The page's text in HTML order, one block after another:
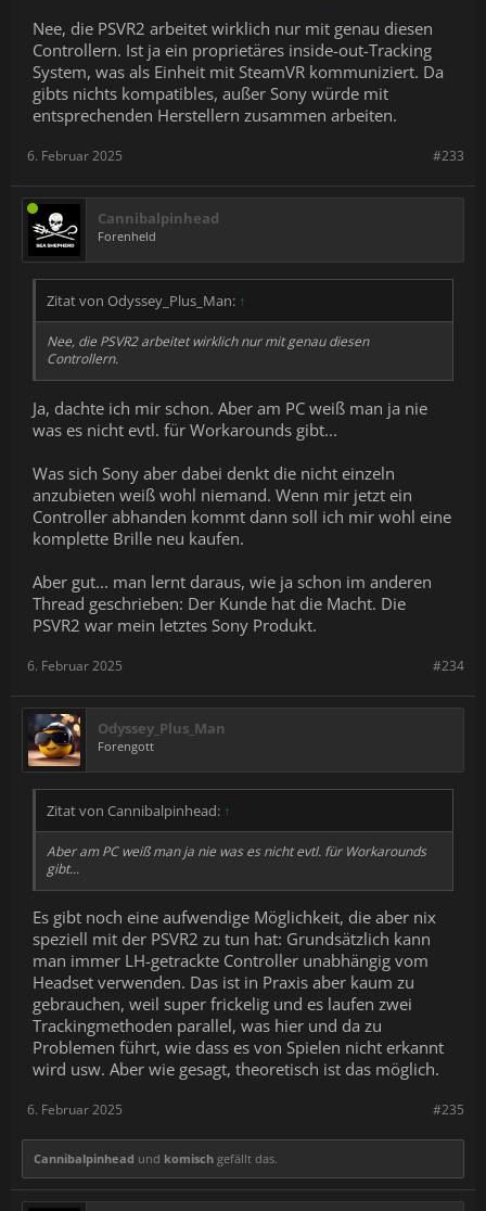
Nee, die PSVR2 arbeitet wirklich nur mit genau diesen
Controllern. Ist ja ein proprietäres inside-out-Tracking
System, was als Einheit mit SteamVR kommuniziert. Da
gibts nichts kompatibles, außer Sony würde mit
entsprechenden Herstellern zusammen arbeiten.
#233
6. Februar 2025
Cannibalpinhead
Forenheld
Zitat von Odyssey_Plus_Man: ↑
Nee, die PSVR2 arbeitet wirklich nur mit genau diesen
Controllern.
Ja, dachte ich mir schon. Aber am PC weiß man ja nie
was es nicht evtl. für Workarounds gibt...
Was sich Sony aber dabei denkt die nicht einzeln
anzubieten weiß wohl niemand. Wenn mir jetzt ein
Controller abhanden kommt dann soll ich mir wohl eine
komplette Brille neu kaufen.
Aber gut... man lernt daraus, wie ja schon im anderen
Thread geschrieben: Der Kunde hat die Macht. Die
PSVR2 war mein letztes Sony Produkt.
#234
6. Februar 2025
Odyssey_Plus_Man
Forengott
Zitat von Cannibalpinhead: ↑
Aber am PC weiß man ja nie was es nicht evtl. für Workarounds
gibt...
Es gibt noch eine aufwendige Möglichkeit, die aber nix
speziell mit der PSVR2 zu tun hat: Grundsätzlich kann
man immer LH-getrackte Controller unabhängig vom
Headset verwenden. Das ist in Praxis aber kaum zu
gebrauchen, weil super frickelig und es laufen zwei
Trackingmethoden parallel, was hier und da zu
Problemen führt, wie dass es von Spielen nicht erkannt
wird usw. Aber wie gesagt, theoretisch ist das möglich.
#235
6. Februar 2025
Cannibalpinhead und komisch gefällt das.